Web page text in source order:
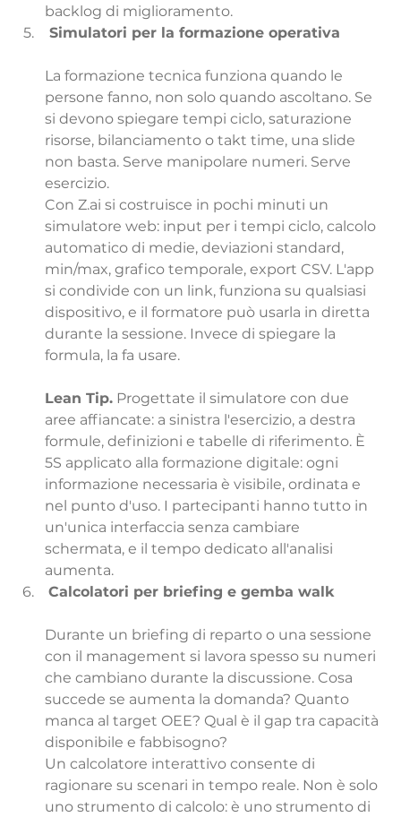
backlog di miglioramento.
Simulatori per la formazione operativa
La formazione tecnica funziona quando le
persone fanno, non solo quando ascoltano. Se
si devono spiegare tempi ciclo, saturazione
risorse, bilanciamento o takt time, una slide
non basta. Serve manipolare numeri. Serve
esercizio.
Con Z.ai si costruisce in pochi minuti un
simulatore web: input per i tempi ciclo, calcolo
automatico di medie, deviazioni standard,
min/max, grafico temporale, export CSV. L'app
si condivide con un link, funziona su qualsiasi
dispositivo, e il formatore può usarla in diretta
durante la sessione. Invece di spiegare la
formula, la fa usare.
Lean Tip. Progettate il simulatore con due
aree affiancate: a sinistra l'esercizio, a destra
formule, definizioni e tabelle di riferimento. È
5S applicato alla formazione digitale: ogni
informazione necessaria è visibile, ordinata e
nel punto d'uso. I partecipanti hanno tutto in
un'unica interfaccia senza cambiare
schermata, e il tempo dedicato all'analisi
aumenta.
Calcolatori per briefing e gemba walk
Durante un briefing di reparto o una sessione
con il management si lavora spesso su numeri
che cambiano durante la discussione. Cosa
succede se aumenta la domanda? Quanto
manca al target OEE? Qual è il gap tra capacità
disponibile e fabbisogno?
Un calcolatore interattivo consente di
ragionare su scenari in tempo reale. Non è solo
uno strumento di calcolo: è uno strumento di